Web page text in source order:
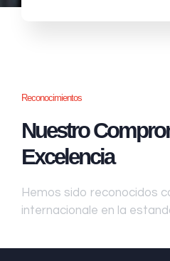
Reconocimientos
Nuestro
Excelencia
Hemos sido reconocidos
internacionale en la